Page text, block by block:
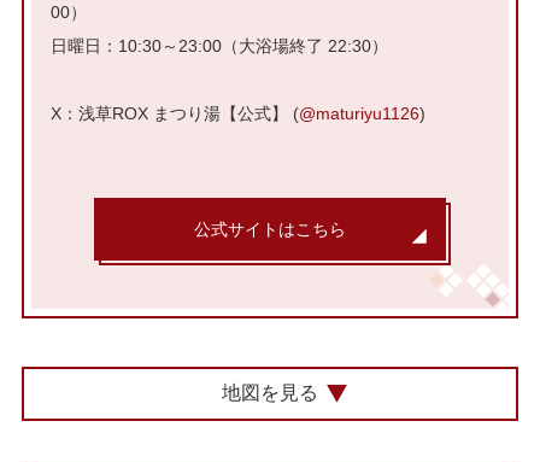
00）
日曜日：10:30～23:00（大浴場終了 22:30）
X：浅草ROX まつり湯【公式】 (@maturiyu1126)
公式サイトはこちら
地図を見る